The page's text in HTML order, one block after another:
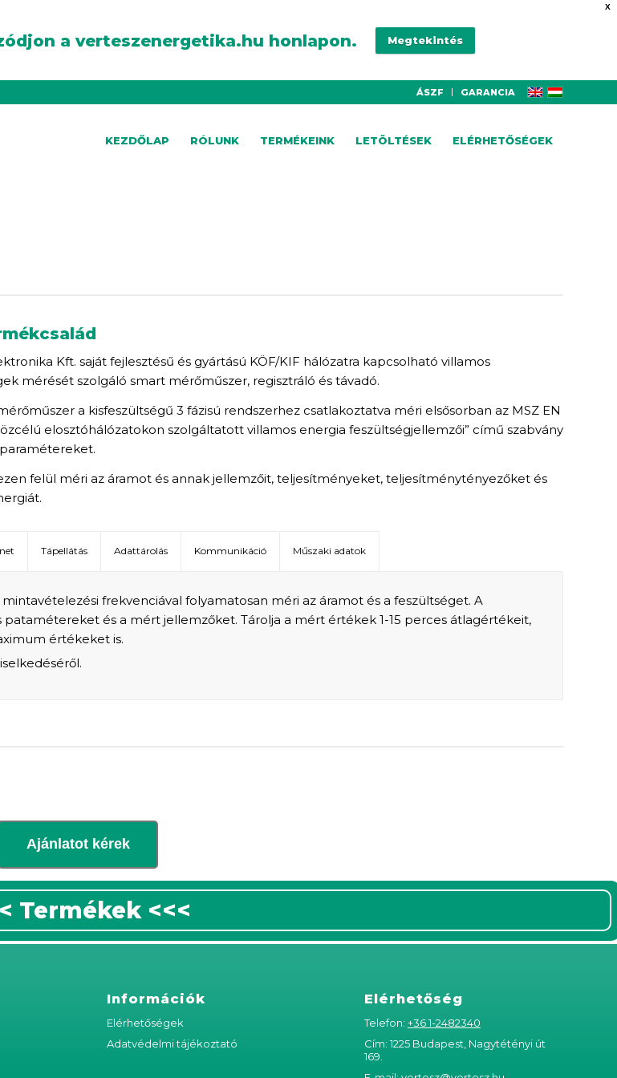
X
a verteszenergetika.hu honlapon. Megtekintés
ÁSZF GARANCIA
KEZDŐLAP RÓLUNK TERMÉKEINK LETÖLTÉSEK ELÉRHETŐSÉGEK
Kft. saját fejlesztésű és gyártású KÖF/KIF hálózatra kapcsolható villamos
mérését szolgáló smart mérőműszer, regisztráló és távadó.
a kisfeszültségű 3 fázisú rendszerhez csatlakoztatva méri elsősorban az MSZ EN
elosztóhálózatokon szolgáltatott villamos energia feszültségjellemzői” című szabvány
felül méri az áramot és annak jellemzőit, teljesítményeket, teljesítménytényezőket és
Tápellátás Adattárolás Kommunikáció Műszaki adatok
mintavételezési frekvenciával folyamatosan méri az áramot és a feszültséget. A
és a mért jellemzőket. Tárolja a mért értékek 1-15 perces átlagértékeit,
értékeket is.
Ajánlatot kérek
Termékek <<<
Információk
Elérhetőségek
Adatvédelmi tájékoztató
Elérhetőség
Telefon: +36 1-2482340
Cím: 1225 Budapest, Nagytétényi út
169.